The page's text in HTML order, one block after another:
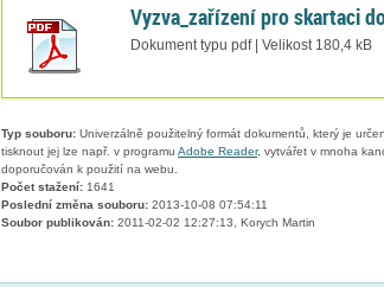
Vyzva_zařízení pro skartaci
Dokument typu pdf | Velikost 180,4 kB
Typ souboru: Univerzálně použitelný formát dokumentů, který je
tisknout jej lze např. v programu Adobe Reader, vytvářet v mnoha
doporučován k použití na webu.
Počet stažení: 1641
Poslední změna souboru: 2013-10-08 07:54:11
Soubor publikován: 2011-02-02 12:27:13, Korych Martin